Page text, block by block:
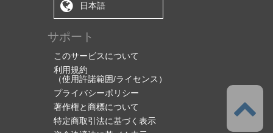
日本語
サポート
このサービスについて
利用規約
（使用許諾範囲/ライセンス）
プライバシーポリシー
著作権と商標について
特定商取引法に基づく表示